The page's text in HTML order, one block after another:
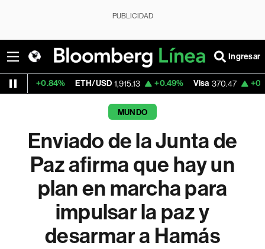
PUBLICIDAD
Ingresar
ETH/USD 1,915.13 +0.49% Visa 370.47 +0.52%
MUNDO
Enviado de la Junta de
Paz afirma que hay un
plan en marcha para
impulsar la paz y
desarmar a Hamás